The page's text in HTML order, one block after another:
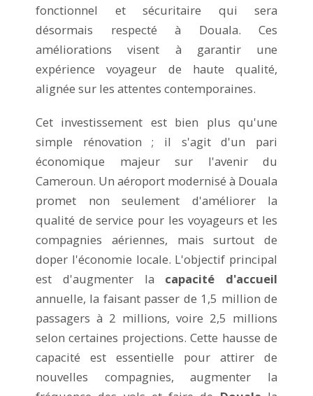
fonctionnel et sécuritaire qui sera
désormais respecté à Douala. Ces
améliorations visent à garantir une
expérience voyageur de haute qualité,
alignée sur les attentes contemporaines.
Cet investissement est bien plus qu'une
simple rénovation ; il s'agit d'un pari
économique majeur sur l'avenir du
Cameroun. Un aéroport modernisé à Douala
promet non seulement d'améliorer la
qualité de service pour les voyageurs et les
compagnies aériennes, mais surtout de
doper l'économie locale. L'objectif principal
est d'augmenter la capacité d'accueil
annuelle, la faisant passer de 1,5 million de
passagers à 2 millions, voire 2,5 millions
selon certaines projections. Cette hausse de
capacité est essentielle pour attirer de
nouvelles compagnies, augmenter la